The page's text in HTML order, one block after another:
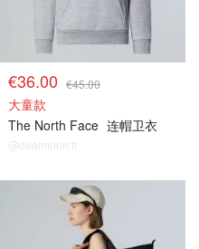
€36.00 €45.00
大童款
The North Face 连帽卫衣
@dealmoon.fr